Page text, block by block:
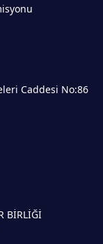
BİRLİĞİ
Caddesi No:86